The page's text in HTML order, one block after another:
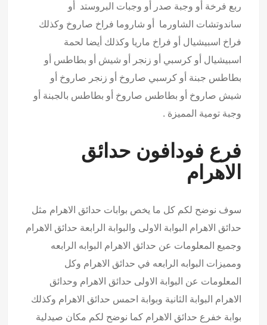
ربع فرخة أو وجبة صدر أو وجبات البروستد أو
ساندوتشات الشاورما أو شاروما فراخ صاروخ وكذلك
فراخ اسبيشيال أو فراخ ماريا وكذلك أيضا لحمة
اسبيشيال أو كرسبي أو زنجر أو شيش أو بطاطس أو
بطاطس جبنة أو كرسبي صاروخ أو زنجر صاروخ أو
شيش صاروخ أو بطاطس صاروخ أو بطاطس بالجبنة أو
وجبة تومية المميزة .
فرع فودافون حدائق
الاهرام
سوف نوضح لكم كل ما يخص بوابات حدائق الاهرام مثل
حدائق الاهرام البوابة الاولى والبوابة الرابعة حدائق الاهرام
وجميع المعلومات عن حدائق الاهرام البوابه الرابعه
ومميزات البوابه الرابعه في حدائق الاهرام وكل
المعلومات عن البوابة الاولى حدائق الاهرام وحدائق
الاهرام البوابة الثانية وبوابة احمس حدائق الاهرام وكذلك
بوابة خفرع حدائق الاهرام كما نوضح لكم مكان صيدلية